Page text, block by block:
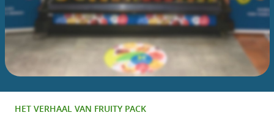
HET VERHAAL VAN FRUITY PACK